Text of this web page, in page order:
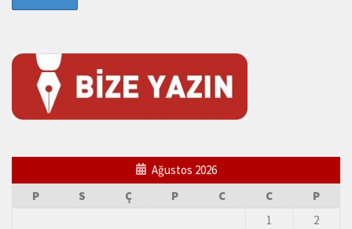
Ağustos 2026
P
S Ç P C C
P
1
2